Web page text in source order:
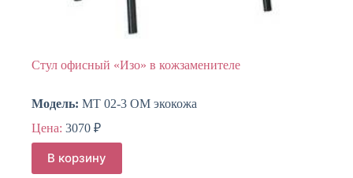
Стул офисный «Изо» в кожзаменителе
Модель: МТ 02-3 ОМ экокожа
Цена: 3070 ₽
В корзину